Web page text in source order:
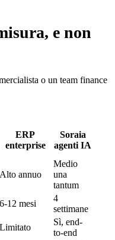
e non
o un team finance
ERP
enterprise
Soraia
agenti IA
Alto annuo
Medio
una
tantum
6-12 mesi
4
settimane
Limitato
Sì, end-
to-end